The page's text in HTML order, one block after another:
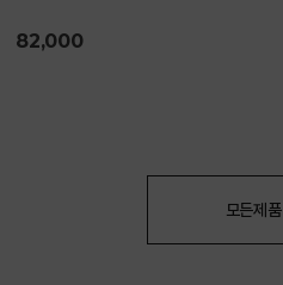
82,000
모든제품